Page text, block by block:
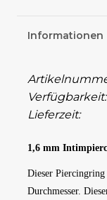
Informationen
Verfügbarkeit:
Lieferzeit:
1,6 mm
Dieser
Durchmesser.